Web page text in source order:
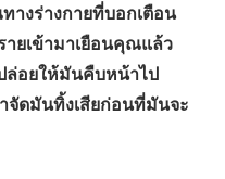
างร่างกายที่บอกเตือน
ายเข้ามาเยือนคุณแล้ว
ล่อยให้มันคืบหน้าไป
จัดมันทิ้งเสียก่อนที่มันจะ